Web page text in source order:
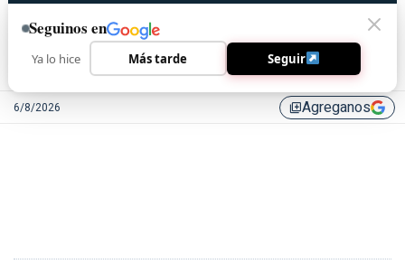
6/8/2026 library_addAgreganos
Seguinos en
Ya lo hice Más tarde Seguir